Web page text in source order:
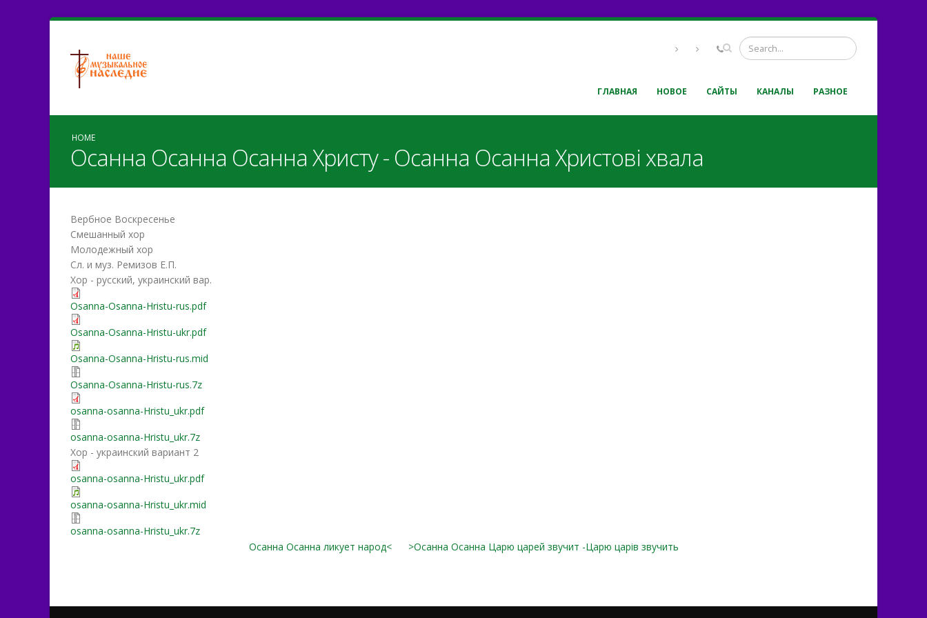
ГЛАВНАЯ НОВОЕ САЙТЫ КАНАЛЫ РАЗНОЕ
HOME
Осанна Осанна Осанна Христу - Осанна Осанна Христові хвала
Вербное Воскресенье
Смешанный хор
Молодежный хор
Сл. и муз. Ремизов Е.П.
Хор - русский, украинский вар.
Osanna-Оsanna-Hristu-rus.pdf
Osanna-Оsanna-Hristu-ukr.pdf
Osanna-Оsanna-Hristu-rus.mid
Osanna-Оsanna-Hristu-rus.7z
osanna-osanna-Hristu_ukr.pdf
osanna-osanna-Hristu_ukr.7z
Хор - украинский вариант 2
osanna-osanna-Hristu_ukr.pdf
osanna-osanna-Hristu_ukr.mid
osanna-osanna-Hristu_ukr.7z
Осанна Осанна ликует народ<
>Осанна Осанна Царю царей звучит -Царю царів звучить